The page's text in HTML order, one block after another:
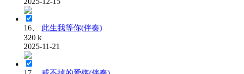
16、
此生我等你(伴奏)
320 k
2025-11-21